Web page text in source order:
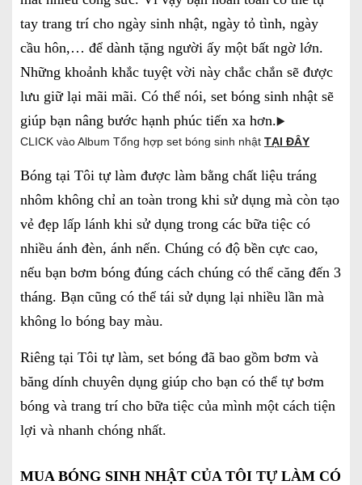
tay trang trí cho ngày sinh nhật, ngày tỏ tình, ngày
cầu hôn,… để dành tặng người ấy một bất ngờ lớn.
Những khoảnh khắc tuyệt vời này chắc chắn sẽ được
lưu giữ lại mãi mãi. Có thể nói, set bóng sinh nhật sẽ
giúp bạn nâng bước hạnh phúc tiến xa hơn.▶️
CLICK vào Album Tổng hợp set bóng sinh nhật TẠI ĐÂY
Bóng tại Tôi tự làm được làm bằng chất liệu tráng
nhôm không chỉ an toàn trong khi sử dụng mà còn tạo
vẻ đẹp lấp lánh khi sử dụng trong các bữa tiệc có
nhiều ánh đèn, ánh nến. Chúng có độ bền cực cao,
nếu bạn bơm bóng đúng cách chúng có thể căng đến 3
tháng. Bạn cũng có thể tái sử dụng lại nhiều lần mà
không lo bóng bay màu.
Riêng tại Tôi tự làm, set bóng đã bao gồm bơm và
băng dính chuyên dụng giúp cho bạn có thể tự bơm
bóng và trang trí cho bữa tiệc của mình một cách tiện
lợi và nhanh chóng nhất.
MUA BÓNG SINH NHẬT CỦA TÔI TỰ LÀM CÓ